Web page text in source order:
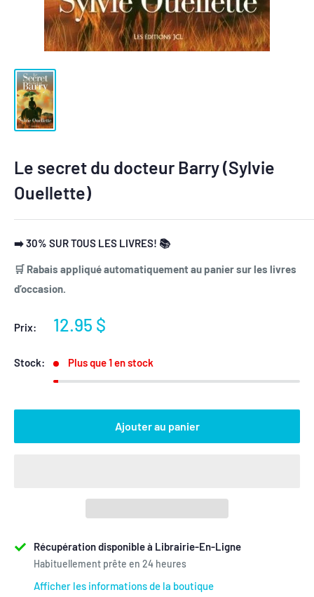
Le secret du docteur Barry (Sylvie
Ouellette)
➡️ 30% SUR TOUS LES LIVRES! 📚
🛒 Rabais appliqué automatiquement au panier sur les livres
d’occasion.
Prix:
Prix
12.95 $
Stock: Plus que 1 en stock
Ajouter au panier
Récupération disponible à Librairie-En-Ligne
Habituellement prête en 24 heures
Afficher les informations de la boutique